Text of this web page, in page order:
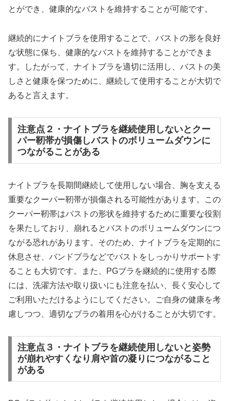
とができ、健康的なバストを維持することが可能です。
継続的にナイトブラを使用することで、バストの形を良好
な状態に保ち、健康的なバストを維持することができま
す。したがって、ナイトブラを適切に活用し、バストの美
しさと健康を保つために、継続して使用することが大切で
あると言えます。
注意点２・ナイトブラを継続使用しないとクー
パー靭帯が損傷しバストのボリュームダウンに
つながることがある
ナイトブラを長期間継続して使用しない場合、胸を支える
重要なクーパー靭帯が損傷される可能性があります。この
クーパー靭帯はバストの形状を維持するために重要な役割
を果たしており、崩れるとバストのボリュームダウンにつ
ながる恐れがあります。そのため、ナイトブラを定期的に
休息させ、バンドブラなどでバストをしっかりサポートす
ることも大切です。また、PGブラを継続的に使用する際
には、洗濯方法や取り扱いにも注意を払い、長く安心して
ご利用いただけるようにしてください。ご自身の健康を考
慮しつつ、適切なブラの着用を心がけることが大切です。
注意点３・ナイトブラを継続使用しないと姿勢
が崩れやすくなり肩や首の凝りにつながること
がある